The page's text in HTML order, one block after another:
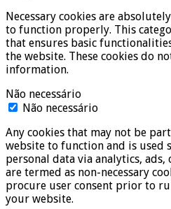
Necessary cookies are
to function properly. This
that ensures basic
the website. These cookies do
information.
Não necessário
Não necessário
Any cookies that may not be
website to function and is used
personal data via analytics,
are termed as non-necessary
procure user consent prior to
your website.